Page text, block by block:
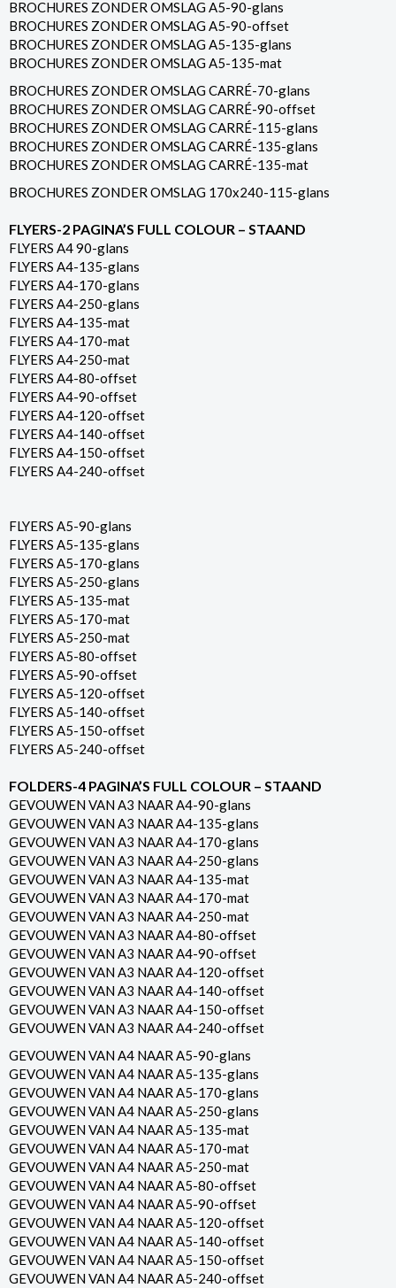
BROCHURES ZONDER OMSLAG A5-90-glans
BROCHURES ZONDER OMSLAG A5-90-offset
BROCHURES ZONDER OMSLAG A5-135-glans
BROCHURES ZONDER OMSLAG A5-135-mat
BROCHURES ZONDER OMSLAG CARRÉ-70-glans
BROCHURES ZONDER OMSLAG CARRÉ-90-offset
BROCHURES ZONDER OMSLAG CARRÉ-115-glans
BROCHURES ZONDER OMSLAG CARRÉ-135-glans
BROCHURES ZONDER OMSLAG CARRÉ-135-mat
BROCHURES ZONDER OMSLAG 170x240-115-glans
FLYERS-2 PAGINA’S FULL COLOUR – STAAND
FLYERS A4 90-glans
FLYERS A4-135-glans
FLYERS A4-170-glans
FLYERS A4-250-glans
FLYERS A4-135-mat
FLYERS A4-170-mat
FLYERS A4-250-mat
FLYERS A4-80-offset
FLYERS A4-90-offset
FLYERS A4-120-offset
FLYERS A4-140-offset
FLYERS A4-150-offset
FLYERS A4-240-offset
FLYERS A5-90-glans
FLYERS A5-135-glans
FLYERS A5-170-glans
FLYERS A5-250-glans
FLYERS A5-135-mat
FLYERS A5-170-mat
FLYERS A5-250-mat
FLYERS A5-80-offset
FLYERS A5-90-offset
FLYERS A5-120-offset
FLYERS A5-140-offset
FLYERS A5-150-offset
FLYERS A5-240-offset
FOLDERS-4 PAGINA’S FULL COLOUR – STAAND
GEVOUWEN VAN A3 NAAR A4-90-glans
GEVOUWEN VAN A3 NAAR A4-135-glans
GEVOUWEN VAN A3 NAAR A4-170-glans
GEVOUWEN VAN A3 NAAR A4-250-glans
GEVOUWEN VAN A3 NAAR A4-135-mat
GEVOUWEN VAN A3 NAAR A4-170-mat
GEVOUWEN VAN A3 NAAR A4-250-mat
GEVOUWEN VAN A3 NAAR A4-80-offset
GEVOUWEN VAN A3 NAAR A4-90-offset
GEVOUWEN VAN A3 NAAR A4-120-offset
GEVOUWEN VAN A3 NAAR A4-140-offset
GEVOUWEN VAN A3 NAAR A4-150-offset
GEVOUWEN VAN A3 NAAR A4-240-offset
GEVOUWEN VAN A4 NAAR A5-90-glans
GEVOUWEN VAN A4 NAAR A5-135-glans
GEVOUWEN VAN A4 NAAR A5-170-glans
GEVOUWEN VAN A4 NAAR A5-250-glans
GEVOUWEN VAN A4 NAAR A5-135-mat
GEVOUWEN VAN A4 NAAR A5-170-mat
GEVOUWEN VAN A4 NAAR A5-250-mat
GEVOUWEN VAN A4 NAAR A5-80-offset
GEVOUWEN VAN A4 NAAR A5-90-offset
GEVOUWEN VAN A4 NAAR A5-120-offset
GEVOUWEN VAN A4 NAAR A5-140-offset
GEVOUWEN VAN A4 NAAR A5-150-offset
GEVOUWEN VAN A4 NAAR A5-240-offset